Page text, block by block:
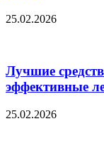
25.02.2026
Лучшие
эффективные
25.02.2026